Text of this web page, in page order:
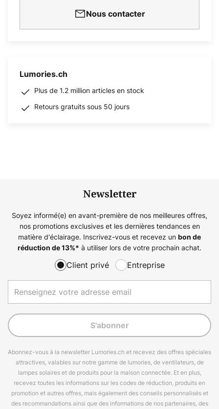
Nous contacter
Lumories.ch
Plus de 1.2 million articles en stock
Retours gratuits sous 50 jours
Newsletter
Soyez informé(e) en avant-première de nos meilleures offres,
nos promotions exclusives et les dernières tendances en
matière d'éclairage. Inscrivez-vous et recevez un bon de
réduction de13%* à utiliser lors de votre prochain achat.
Client privé Entreprise
S'abonner
Abonnez-vous à la newsletter Lumories.ch et recevez des offres spéciales
attractives, valables sur notre gamme de lumories, de ventilateurs, de
lampes solaires et de produits pour la maison connectée. Et en plus,
recevez toutes les informations sur les codes de réduction, produits en
promotion et autres offres, mais également des conseils personnalisés et
des recommandations ainsi que des informations de nos partenaires, des